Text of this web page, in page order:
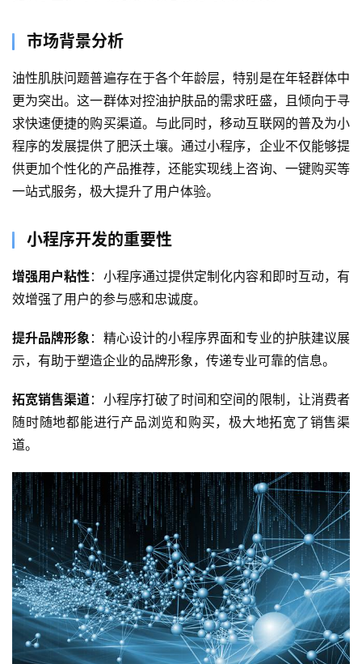
市场背景分析
油性肌肤问题普遍存在于各个年龄层，特别是在年轻群体中
更为突出。这一群体对控油护肤品的需求旺盛，且倾向于寻
求快速便捷的购买渠道。与此同时，移动互联网的普及为小
程序的发展提供了肥沃土壤。通过小程序，企业不仅能够提
供更加个性化的产品推荐，还能实现线上咨询、一键购买等
一站式服务，极大提升了用户体验。
小程序开发的重要性
增强用户粘性：小程序通过提供定制化内容和即时互动，有
效增强了用户的参与感和忠诚度。
提升品牌形象：精心设计的小程序界面和专业的护肤建议展
示，有助于塑造企业的品牌形象，传递专业可靠的信息。
拓宽销售渠道：小程序打破了时间和空间的限制，让消费者
随时随地都能进行产品浏览和购买，极大地拓宽了销售渠
道。